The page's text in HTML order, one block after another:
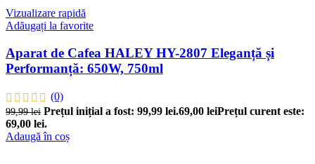
Vizualizare rapidă
Adăugați la favorite
Aparat de Cafea HALEY HY-2807 Eleganță și
Performanță: 650W, 750ml
(0)
99,99lei Prețul inițial a fost: 99,99 lei.69,00 leiPrețul curent este:
69,00 lei.
Adaugă în coș